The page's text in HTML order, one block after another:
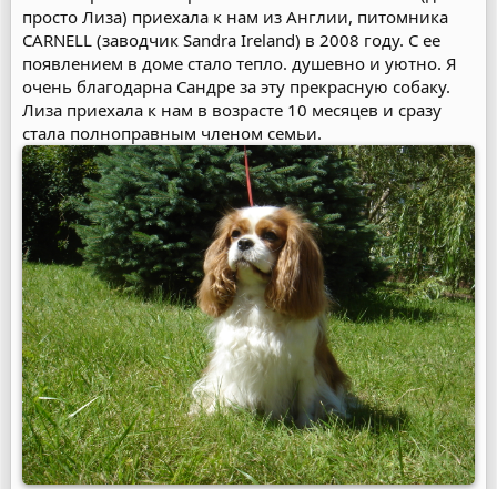
просто Лиза) приехала к нам из Англии, питомника
CARNELL (заводчик Sandra Ireland) в 2008 году. С ее
появлением в доме стало тепло. душевно и уютно. Я
очень благодарна Сандре за эту прекрасную собаку.
Лиза приехала к нам в возрасте 10 месяцев и сразу
стала полноправным членом семьи.